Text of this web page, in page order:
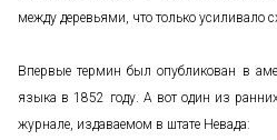
между деревьями, что только усиливало
Впервые термин был опубликован в
языка в 1852 году. А вот один из
журнале, издаваемом в штате Невада: